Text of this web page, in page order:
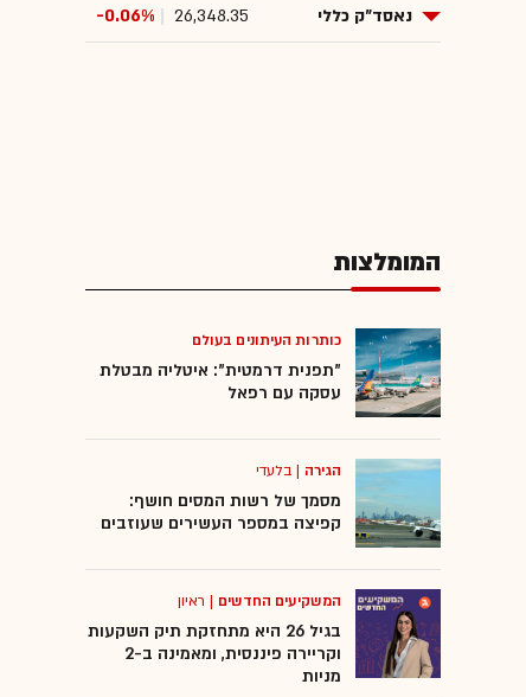
נאסד״ק כללי 26,348.35
-0.06%
המומלצות
כותרות העיתונים בעולם
"תפנית דרמטית": איטליה מבטלת
עסקה עם רפאל
הגירה |בלעדי
מסמך של רשות המסים חושף:
קפיצה במספר העשירים שעוזבים
המשקיעים החדשים | ראיון
בגיל 26 היא מתחזקת תיק השקעות
וקריירה פיננסית, ומאמינה ב-2
מניות